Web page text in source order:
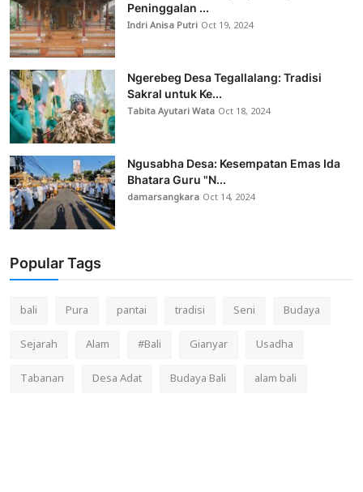
Peninggalan ...
Indri Anisa Putri Oct 19, 2024
Ngerebeg Desa Tegallalang: Tradisi
Sakral untuk Ke...
Tabita Ayutari Wata Oct 18, 2024
Ngusabha Desa: Kesempatan Emas Ida
Bhatara Guru "N...
damarsangkara Oct 14, 2024
Popular Tags
bali Pura pantai tradisi Seni
Budaya
Sejarah
Alam #Bali Gianyar
Usadha
Tabanan
Desa Adat Budaya Bali alam bali